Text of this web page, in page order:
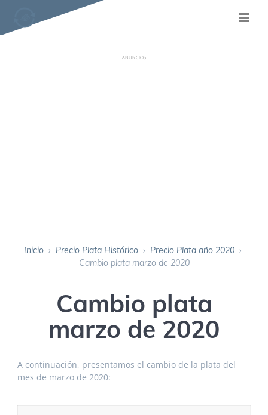
ANUNCIOS
Inicio › Precio Plata Histórico › Precio Plata año 2020 ›
Cambio plata marzo de 2020
Cambio plata
marzo de 2020
A continuación, presentamos el cambio de la plata del
mes de marzo de 2020: